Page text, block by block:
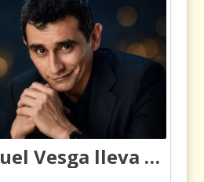
Carlos Manuel Vesga lleva el nombre de Colombia a los Emmy